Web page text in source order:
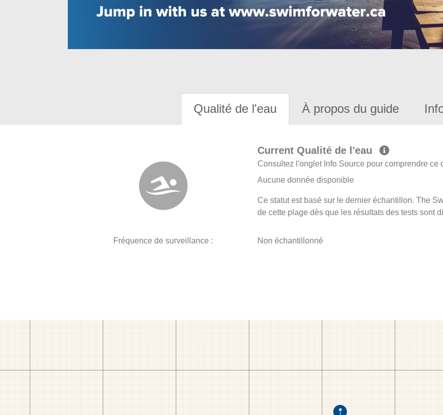
Qualité de l'eau À propos du guide
Current Qualité de l'eau
Consultez l'onglet Info Source pour comprendre ce
Aucune donnée disponible
Ce statut est basé sur le dernier échantillon. The
de cette plage dès que les résultats des tests sont
Fréquence de surveillance : Non échantillonné